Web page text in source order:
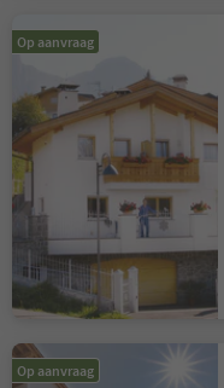
Op aanvraag
Op aanvraag